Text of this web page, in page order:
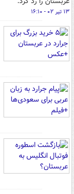
۱۳ تیر ۰۲ - ۱۶:۱۰